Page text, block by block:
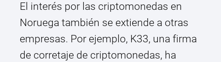
El interés por las criptomonedas en
Noruega también se extiende a otras
empresas. Por ejemplo, K33, una firma
de corretaje de criptomonedas, ha